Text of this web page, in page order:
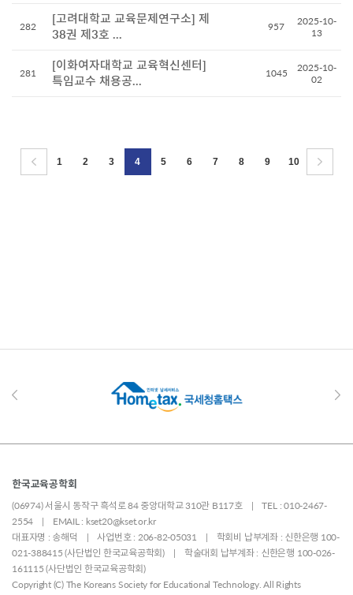
282
[고려대학교 교육문제연구소] 제
38권 제3호 ...
957
2025-10-
13
281
[이화여자대학교 교육혁신센터]
특임교수 채용공...
1045
2025-10-
02
1 2 3 4 5 6 7 8 9 10
한국교육공학회
(06974) 서울시 동작구 흑석로 84 중앙대학교 310관 B117호 | TEL : 010-2467-
2554 | EMAIL : kset20@kset.or.kr
대표자명 : 송해덕 | 사업번호 : 206-82-05031 | 학회비 납부계좌 : 신한은행 100-
021-388415 (사단법인 한국교육공학회) | 학술대회 납부계좌 : 신한은행 100-026-
161115 (사단법인 한국교육공학회)
Copyright (C) The Koreans Society for Educational Technology. All Rights